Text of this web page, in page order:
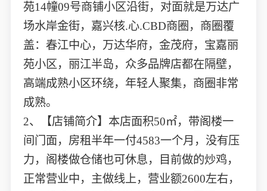
苑14幢09号商铺小区沿街，对面就是万达广
场水岸金街，嘉兴核.心.CBD商圈，商圈覆
盖：春江中心，万达华府，金茂府，宝嘉丽
苑小区，丽江半岛，众多品牌店都在隔壁，
高端成熟小区环绕，年轻人聚集，商圈非常
成熟。
2、【店铺简介】本店面积50㎡，带阁楼一
间门面，房租半年一付4583一个月，没有压
力，阁楼做仓储也可休息，目前做的炒鸡，
正常营业中，主做线上，营业额2600左右，